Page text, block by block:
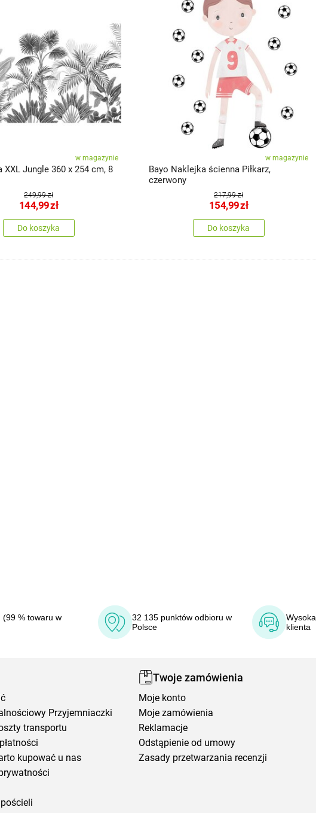
w magazynie
XXL Jungle 360 x 254 cm, 8
249,99 zł
144,99zł
Do koszyka
w magazynie
Bayo Naklejka ścienna Piłkarz,
czerwony
217,99 zł
154,99zł
Do koszyka
(99 % towaru w
32 135 punktów odbioru w
Polsce
klienta
Przyjemniaczki
transportu
kupować u nas
Twoje zamówienia
Moje konto
Moje zamówienia
Reklamacje
Odstąpienie od umowy
Zasady przetwarzania recenzji